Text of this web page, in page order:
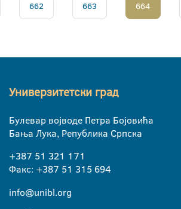
662 663 664
Универзитетски град
Булевар војводе Петра Бојовића
Бања Лука, Република Српска
+387 51 321 171
Факс: +387 51 315 694
info@unibl.org